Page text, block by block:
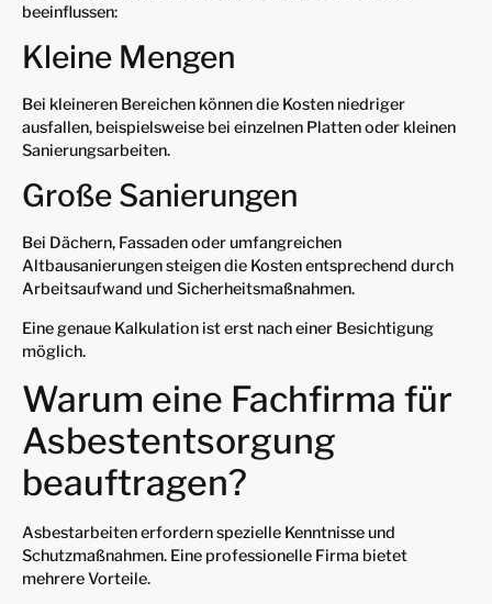
beeinflussen:
Kleine Mengen
Bei kleineren Bereichen können die Kosten niedriger
ausfallen, beispielsweise bei einzelnen Platten oder kleinen
Sanierungsarbeiten.
Große Sanierungen
Bei Dächern, Fassaden oder umfangreichen
Altbausanierungen steigen die Kosten entsprechend durch
Arbeitsaufwand und Sicherheitsmaßnahmen.
Eine genaue Kalkulation ist erst nach einer Besichtigung
möglich.
Warum eine Fachfirma für
Asbestentsorgung
beauftragen?
Asbestarbeiten erfordern spezielle Kenntnisse und
Schutzmaßnahmen. Eine professionelle Firma bietet
mehrere Vorteile.